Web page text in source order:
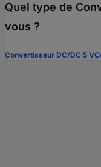
Quel type de
vous ?
Convertisseur DC/DC 5 V